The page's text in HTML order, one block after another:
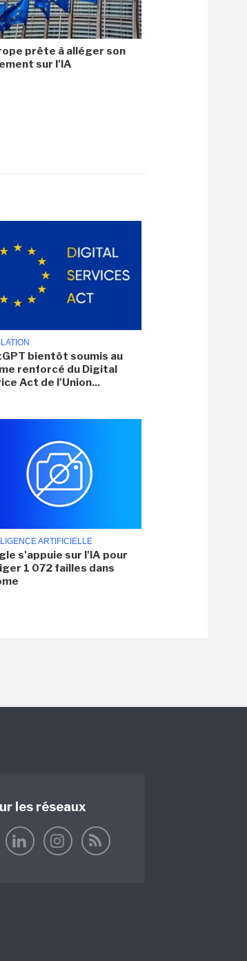
prête à alléger son
sur l'IA
bientôt soumis au
renforcé du Digital
Act de l'Union...
ARTIFICIELLE
s'appuie sur l'IA pour
1 072 failles dans
les réseaux